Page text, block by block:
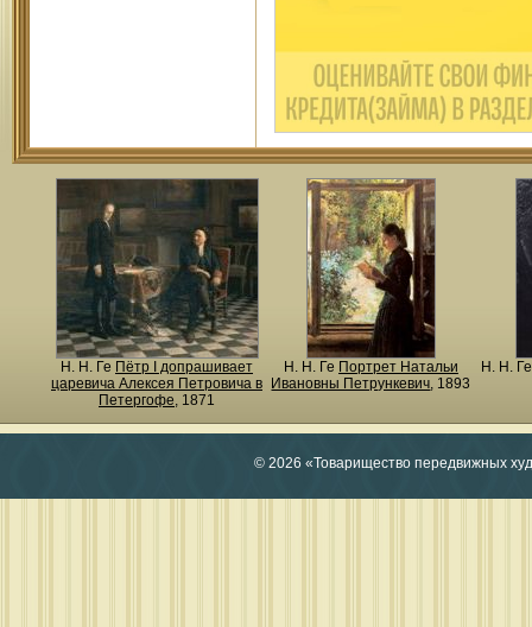
Н. Н. Ге Пётр I допрашивает
царевича Алексея Петровича в
Петергофе, 1871
Н. Н. Ге Портрет Натальи
Ивановны Петрункевич, 1893
Н. Н.
© 2026 «Товарищество передвижных